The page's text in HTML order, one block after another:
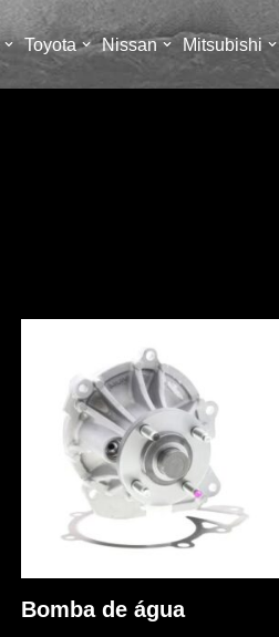
Toyota Nissan Mitsubishi
Bomba de água